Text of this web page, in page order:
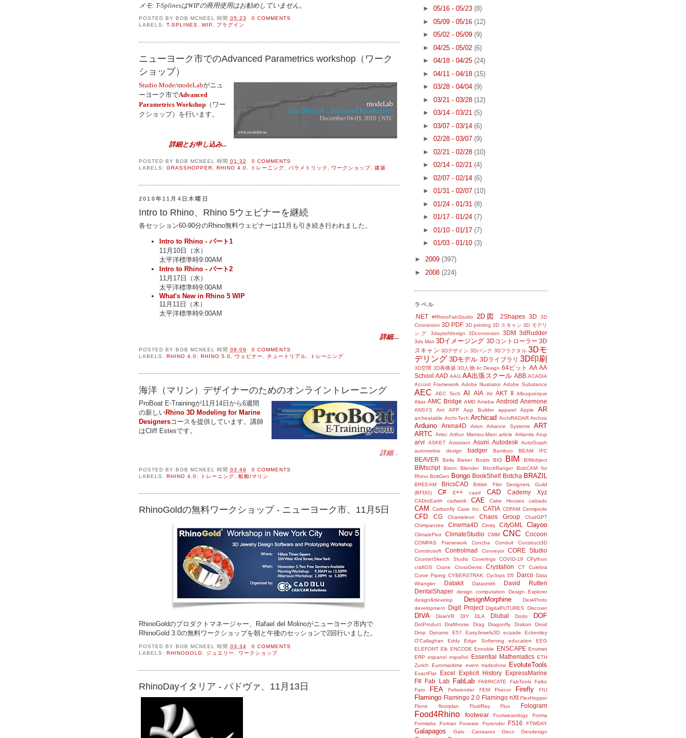
メモ: T-SplinesはWIPの商用使用はお勧めしていません。
POSTED BY BOB MCNEEL 時間 05:23
0 COMMENTS
LABELS: T-SPLINES, WIP, プラグイン
ニューヨーク市でのAdvanced Parametrics workshop（ワーク
ショップ）
Studio Mode/modeLabがニュ
ーヨーク市でAdvanced
Parametrics Workshop （ワー
クショップ）を行います。
詳細とお申し込み...
POSTED BY BOB MCNEEL 時間 01:32
0 COMMENTS
LABELS: GRASSHOPPER RHINO 4.0 トレーニング パラメトリック ワークショップ ,建築
2010年11月4日木曜日
Intro to Rhino、Rhino 5ウェビナーを継続
各セッション60-90分のRhino無料ウェビナーは11月も引き続き行われました。
Intro to Rhino - パート1
11月10日（水）
太平洋標準時9:00AM
Intro to Rhino - パート2
11月17日（水）
太平洋標準時9:00AM
What's New in Rhino 5 WIP
11月11日（木）
太平洋標準時9:00AM
詳細...
POSTED BY BOB MCNEEL 時間 08:09
0 COMMENTS
LABELS: RHINO 4.0, RHINO 5.0, ウェビナー , チュートリアル, トレーニング
海洋（マリン）デザイナーのためのオンライントレーニング
ProBoat E-Trainingが11月14日から6週間
の新しいRhino 3D Modeling for Marine
Designersコースを提供しています。講師
はCliff Estesです。
詳細...
POSTED BY BOB MCNEEL 時間 03:49
0 COMMENTS
LABELS: RHINO 4.0 トレーニング 船舶/マリン
RhinoGoldの無料ワークショップ - ニューヨーク市、11月5日
RhinoGoldのプロダクトマネージャー、Rafael del Molinoがニューヨーク市内で
RhinoGold 3.0の無料ワークショップを朝と午後のセッションで2回行いました。
POSTED BY BOB MCNEEL 時間 03:34
0 COMMENTS
LABELS: RHINOGOLD ジュエリー ワークショップ
RhinoDayイタリア - パドヴァ、11月13日
► 05/16 - 05/23 (8)
► 05/09 - 05/16 (12)
► 05/02 - 05/09 (9)
► 04/25 - 05/02 (6)
► 04/18 - 04/25 (24)
► 04/11 - 04/18 (15)
► 03/28 - 04/04 (9)
► 03/21 - 03/28 (12)
► 03/14 - 03/21 (5)
► 03/07 - 03/14 (6)
► 02/28 - 03/07 (9)
► 02/21 - 02/28 (10)
► 02/14 - 02/21 (4)
► 02/07 - 02/14 (6)
► 01/31 - 02/07 (10)
► 01/24 - 01/31 (8)
► 01/17 - 01/24 (7)
► 01/10 - 01/17 (7)
► 01/03 - 01/10 (3)
► 2009 (397)
► 2008 (224)
ラベル
.NET #RhinoFabStudio 2D図 2Shapes 3D
3D
Connexion 3D PDF 3D printing 3D スキャン 3D モデリ
ング
3daysofdesign 3Dconnexion 3DM 3dRudder
3ds Max 3Dイメージング 3Dコントローラー 3D
スキャン 3Dデザイン 3Dバンク 3Dフラクタル 3Dモ
デリング 3Dモデル 3Dライブラリ 3D印刷
3D空間 3D再構築 3D人物 4c Design 64ビット AA AA
School AAD AAG AA出張スクール ABB ACADIA
Accord Framework Adobe Illustrator Adobe Substance
AEC AEC Tech AI AIA Air AKT II
Albuquerque
Alias AMC Bridge AMD Ameba Android Anemone
ANSYS Ant APP App Builder apparel Apple AR
archeatable Archi-Tech Archicad ArchiRADAR Archviz
Arduino Arena4D Arion Arkance Systems
ART
ARTC Artec Arthur Mamou-Mani article Artlantis Arup
arvr ASKET Assistant Asuni Autodesk AutoGraph
automotive design
badger Bamboo BEAM IFC
BEAVER Bella Bieker Boats BIG BIM BIMobject
BIMscript Bison Blender BlockRanger
BobCAM for
Rhino BoltGen Bongo BookShelf Botcha BRAZIL
BREEAM BricsCAD
British Film Designers Guild
(BFDG)
C# c++ caad CAD Cademy Xyz
CADtoEarth cadwork CAE Cake Houses calzado
CAM Carbonfly Case Inc. CATIA CDFAM Centipede
CFD CG Chameleon Chaos Group
ChatGPT
Chimpanzee
Cinema4D Cintiq CityGML Clayoo
ClimateFlux ClimateStudio CMM CNC Cocoon
COMPAS Framework Concha Conduit
Construct3D
Construsoft
Controlmad Conveyor CORE Studio
CounterSketch Studio Coverings COVID-19
CPython
craftOS
Crane CrossGems Crystallon CT
Culebra
Curve Piping CYBERSTRAK Cyclops D5 Darco Data
Wrangler
Datakit Datasmith
David Rutten
DentalShaper
design computation
Design Explorer
design&develop
DesignMorphine
DeskProto
development
Digit Project DigitalFUTURES Discover
DIVA DixieVR DIY DLA Dlubal Dodo DOF
DotProduct Drafthorse Drag Dragonfly Drakon
Droid
Drop
Dynamo E57 EasyJewels3D ecaade
Eckersley
O'Callaghan
Eddy Edge Softening education
EEG
ELEFONT Elk ENCODE Ennoble ENSCAPE Envimet
ERP espanol español Essential Mathematics ETH
Zurich
Euromaritime event tradeshow EvoluteTools
ExactFlat Excel Explicit History
ExpressMarine
F#
Fab Lab FabLab FABRICATE FabTools
Falko
Faro
FEA Felixrender FEM Fhecor Firefly FIU
Flamingo Flamingo 2.0 Flamingo nXt FlexHopper
Flone
floorplan FluidRay Flux Fologram
Food4Rhino footwear Footwearology
Forma
Formlabs
Fortran Foveate Fryrender FS16 FTWDAY
Galapagos Galo Canizares Geco Geodesign